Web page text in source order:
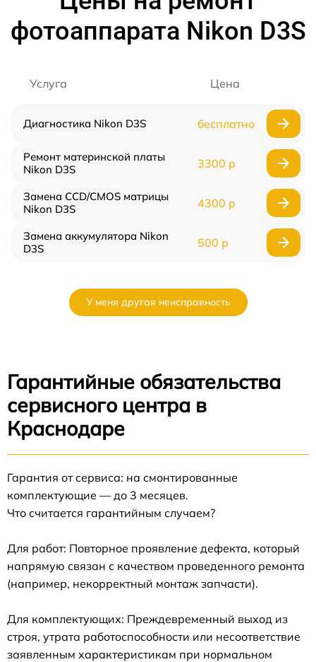
фотоаппарата Nikon D3S
Услуга Цена
Диагностика Nikon D3S бесплатно
Ремонт материнской платы
Nikon D3S
3300 р
Замена CCD/CMOS матрицы
Nikon D3S
4300 р
Замена аккумулятора Nikon
D3S
500 р
У меня другая неисправность
Гарантийные обязательства
сервисного центра в
Краснодаре
Гарантия от сервиса: на смонтированные
комплектующие — до 3 месяцев.
Что считается гарантийным случаем?
Для работ: Повторное проявление дефекта, который
напрямую связан с качеством проведенного ремонта
(например, некорректный монтаж запчасти).
Для комплектующих: Преждевременный выход из
строя, утрата работоспособности или несоответствие
заявленным характеристикам при нормальном